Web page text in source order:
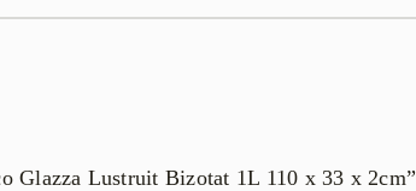
Glazza Lustruit Bizotat 1L 110 x 33 x 2cm”